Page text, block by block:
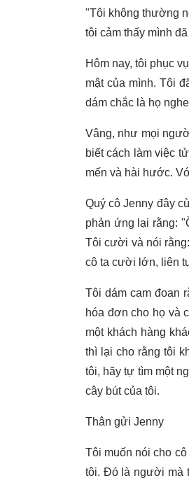
"Tôi không thường
tôi cảm thấy mình
Hôm nay, tôi phục
mật của mình. Tôi
dám chắc là họ
Vâng, như mọi
biết cách làm việc
mến và hài hước.
Quý cô Jenny đây
phản ứng lại rằng:
Tôi cười và nói
cô ta cười lớn, liên
Tôi dám cam đoan
hóa đơn cho họ và
một khách hàng
thì lại cho rằng tôi
tôi, hãy tự tìm một
cây bút của tôi.
Thân gửi Jenny
Tôi muốn nói cho
tôi. Đó là người mà